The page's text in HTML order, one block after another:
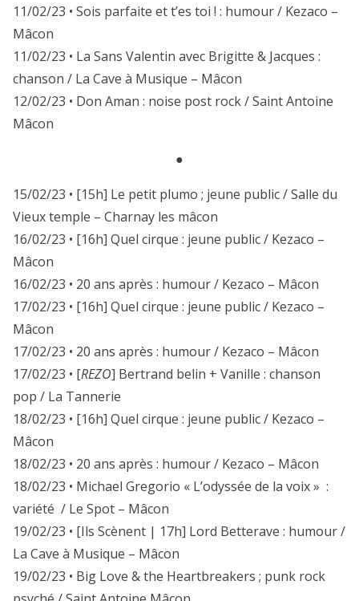
11/02/23 • Sois parfaite et t’es toi ! : humour / Kezaco –
Mâcon
11/02/23 • La Sans Valentin avec Brigitte & Jacques :
chanson / La Cave à Musique – Mâcon
12/02/23 • Don Aman : noise post rock / Saint Antoine
Mâcon
●
15/02/23 • [15h] Le petit plumo ; jeune public / Salle du
Vieux temple – Charnay les mâcon
16/02/23 • [16h] Quel cirque : jeune public / Kezaco –
Mâcon
16/02/23 • 20 ans après : humour / Kezaco – Mâcon
17/02/23 • [16h] Quel cirque : jeune public / Kezaco –
Mâcon
17/02/23 • 20 ans après : humour / Kezaco – Mâcon
17/02/23 • [REZO] Bertrand belin + Vanille : chanson
pop / La Tannerie
18/02/23 • [16h] Quel cirque : jeune public / Kezaco –
Mâcon
18/02/23 • 20 ans après : humour / Kezaco – Mâcon
18/02/23 • Michael Gregorio « L’odyssée de la voix » :
variété / Le Spot – Mâcon
19/02/23 • [Ils Scènent | 17h] Lord Betterave : humour /
La Cave à Musique – Mâcon
19/02/23 • Big Love & the Heartbreakers ; punk rock